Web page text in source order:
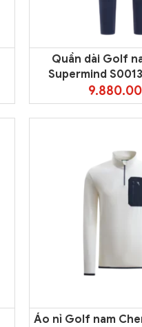
Quần dài Golf
Supermind
Áo nỉ Golf nam